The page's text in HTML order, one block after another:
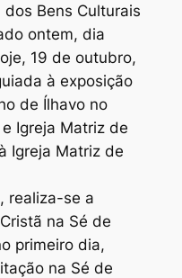
Bens Culturais
ontem, dia
19 de outubro,
à exposição
de Ílhavo no
Igreja Matriz de
Igreja Matriz de
realiza-se a
na Sé de
primeiro dia,
na Sé de